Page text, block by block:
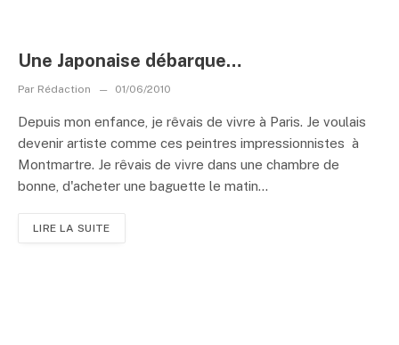
Une Japonaise débarque…
Par Rédaction 01/06/2010
Depuis mon enfance, je rêvais de vivre à Paris. Je voulais
devenir artiste comme ces peintres impressionnistes à
Montmartre. Je rêvais de vivre dans une chambre de
bonne, d'acheter une baguette le matin...
LIRE LA SUITE